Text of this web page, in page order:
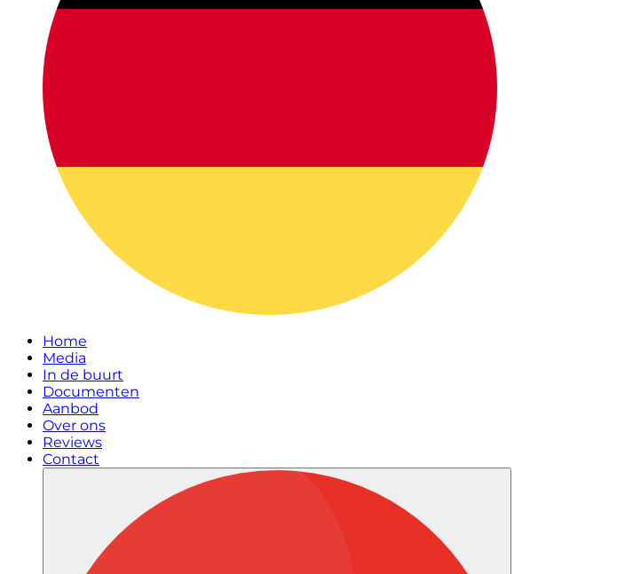
Home
Media
In de buurt
Documenten
Aanbod
Over ons
Reviews
Contact